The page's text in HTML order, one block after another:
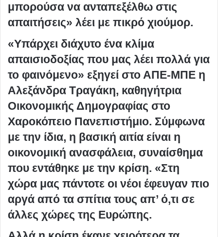
μπορούσα να ανταπεξέλθω στις
απαιτήσεις» λέει με πικρό χιούμορ.
«Υπάρχει διάχυτο ένα κλίμα
απαισιοδοξίας που μας λέει πολλά για
το φαινόμενο» εξηγεί στο ΑΠΕ-ΜΠΕ η
Αλεξάνδρα Τραγάκη, καθηγήτρια
Οικονομικής Δημογραφίας στο
Χαροκόπειο Πανεπιστήμιο. Σύμφωνα
με την ίδια, η βασική αιτία είναι η
οικονομική ανασφάλεια, συναίσθημα
που εντάθηκε με την κρίση. «Στη
χώρα μας πάντοτε οι νέοι έφευγαν πιο
αργά από τα σπίτια τους απ’ ό,τι σε
άλλες χώρες της Ευρώπης.